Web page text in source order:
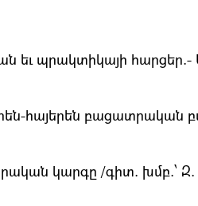
եւ պրակտիկայի հարցեր.-
հայերեն բացատրական
կարգը /գիտ. խմբ.՝